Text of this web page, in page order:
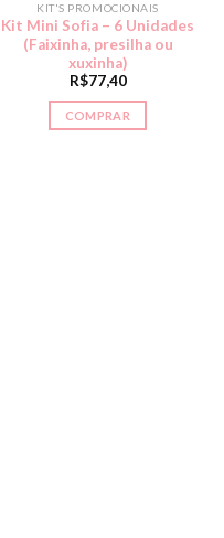
KIT'S PROMOCIONAIS
Kit Mini Sofia – 6 Unidades
(Faixinha, presilha ou
xuxinha)
R$77,40
COMPRAR